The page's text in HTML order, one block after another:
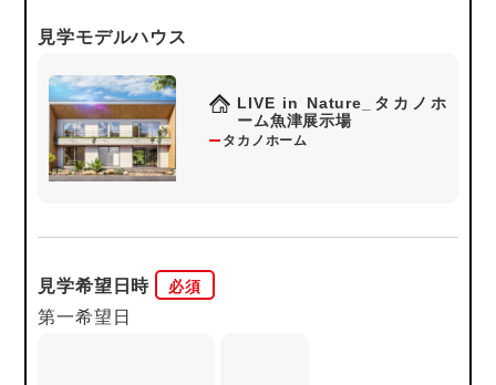
見学モデルハウス
LIVE in Nature_タカノホ
ーム魚津展示場
タカノホーム
見学希望日時
第一希望日